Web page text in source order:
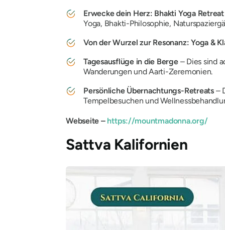
Erwecke dein Herz: Bhakti Yoga
Yoga, Bhakti-Philosophie,
Von der Wurzel zur Resonanz: Yoga &
Tagesausflüge in die Berge– Dies sind
Wanderungen und Aarti-Zeremonien.
Persönliche Übernachtungs-Retreats–
Tempelbesuchen und
Webseite –https://mountmadonna.org/
Sattva Kalifornien